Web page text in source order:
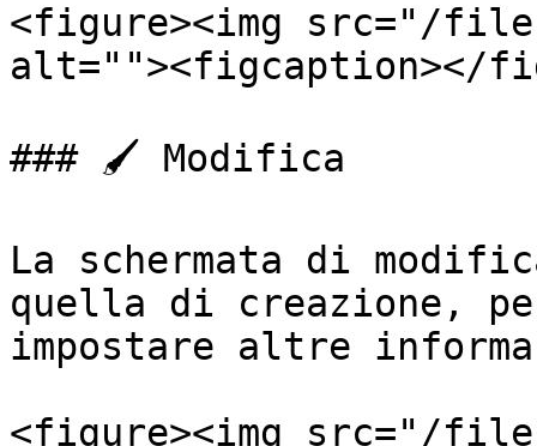
<figure><img src="/files/
alt=""><figcaption></
### 🖌️ Modifica
La schermata di
quella di creazione,
impostare altre
<figure><img src="/files/